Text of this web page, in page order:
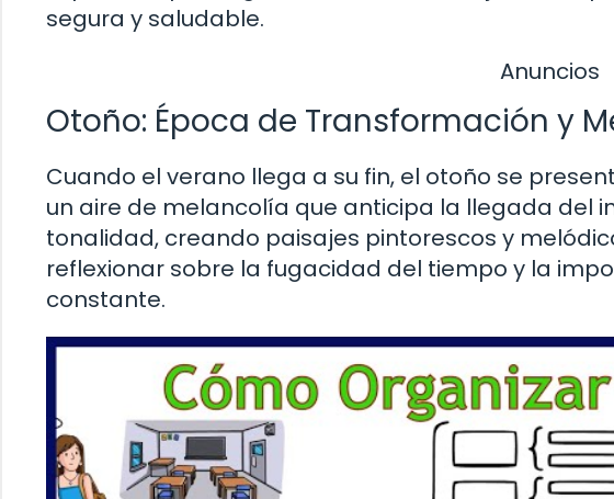
segura y saludable.
Anuncios
Otoño: Época de Transformación y
Cuando el verano llega a su fin, el otoño se
un aire de melancolía que anticipa la llegada del
tonalidad, creando paisajes pintorescos y
reflexionar sobre la fugacidad del tiempo y la
constante.